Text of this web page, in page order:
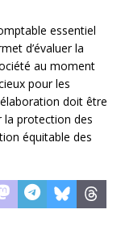
essentiel
d’évaluer la
au moment
pour les
doit être
la protection des
équitable des